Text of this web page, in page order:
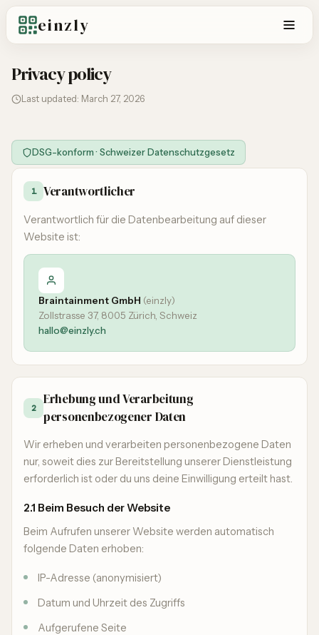
einzly
Privacy policy
Last updated: March 27, 2026
DSG-konform · Schweizer Datenschutzgesetz
1 Verantwortlicher
Verantwortlich für die Datenbearbeitung auf dieser
Website ist:
Braintainment GmbH (einzly)
Zollstrasse 37, 8005 Zürich, Schweiz
hallo@einzly.ch
2
Erhebung und Verarbeitung
personenbezogener Daten
Wir erheben und verarbeiten personenbezogene Daten
nur, soweit dies zur Bereitstellung unserer Dienstleistung
erforderlich ist oder du uns deine Einwilligung erteilt hast.
2.1 Beim Besuch der Website
Beim Aufrufen unserer Website werden automatisch
folgende Daten erhoben:
IP-Adresse (anonymisiert)
Datum und Uhrzeit des Zugriffs
Aufgerufene Seite